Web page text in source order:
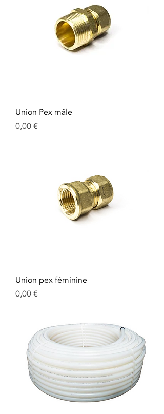
Union Pex mâle
Prix
0,00 €
Union pex féminine
Prix
0,00 €